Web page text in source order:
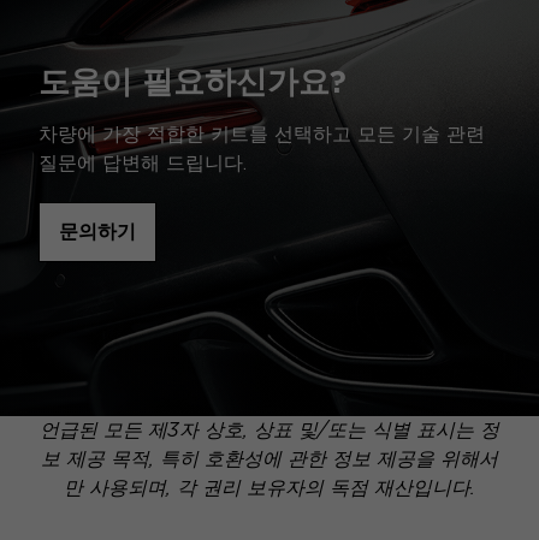
도움이 필요하신가요?
차량에 가장 적합한 키트를 선택하고 모든 기술 관련
질문에 답변해 드립니다.
문의하기
언급된 모든 제3자 상호, 상표 및/또는 식별 표시는 정
보 제공 목적, 특히 호환성에 관한 정보 제공을 위해서
만 사용되며, 각 권리 보유자의 독점 재산입니다.